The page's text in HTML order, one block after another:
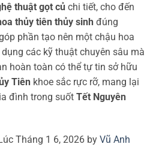
thuật gọt củ chi tiết, cho đến
thủy tiên thủy sinh đúng
phần tạo nên một chậu hoa
các kỹ thuật chuyên sâu mà
hoàn toàn có thể tự tin sở hữu
Tiên khoe sắc rực rỡ, mang lại
đình trong suốt Tết Nguyên
Tháng 1 6, 2026 by Vũ Anh